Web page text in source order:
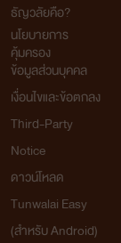
ธัญวลัยคือ?
นโยบายการ
คุ้มครอง
ข้อมูลส่วนบุคคล
เงื่อนไขและข้อตกลง
Third-Party
Notice
ดาวน์โหลด
Tunwalai Easy
(สำหรับ Android)